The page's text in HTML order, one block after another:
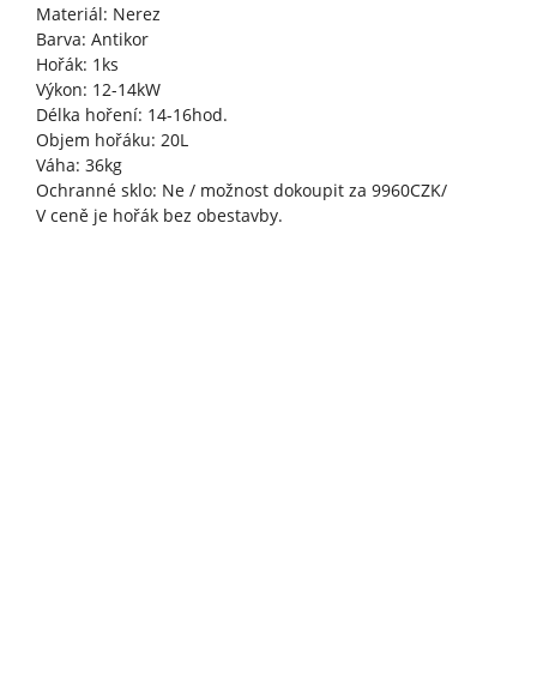
Materiál: Nerez
Barva: Antikor
Hořák: 1ks
Výkon: 12-14kW
Délka hoření: 14-16hod.
Objem hořáku: 20L
Váha: 36kg
Ochranné sklo: Ne / možnost dokoupit za 9960CZK/
V ceně je hořák bez obestavby.